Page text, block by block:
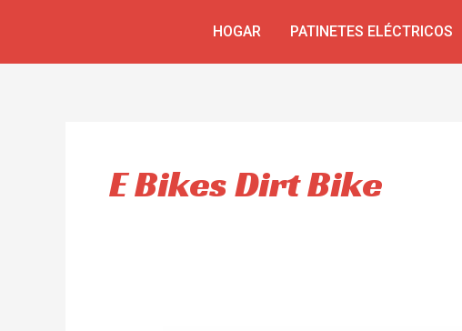
HOGAR PATINETES ELÉCTRICOS
E Bikes Dirt Bike